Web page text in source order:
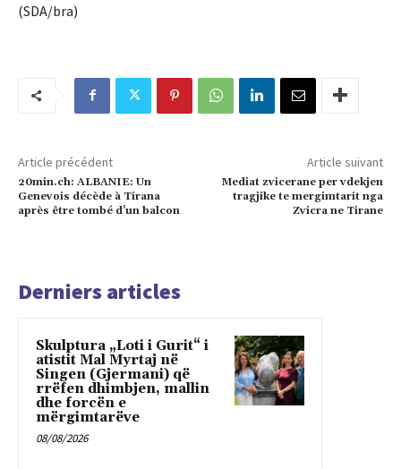
(SDA/bra)
Article précédent
20min.ch: ALBANIE: Un
Genevois décède à Tirana
après être tombé d’un balcon
Article suivant
Mediat zvicerane per vdekjen
tragjike te mergimtarit nga
Zvicra ne Tirane
Derniers articles
Skulptura „Loti i Gurit“ i
atistit Mal Myrtaj në
Singen (Gjermani) që
rrëfen dhimbjen, mallin
dhe forcën e
mërgimtarëve
08/08/2026